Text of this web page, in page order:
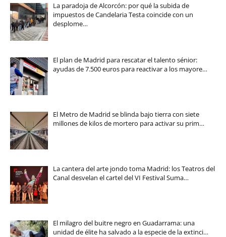
La paradoja de Alcorcón: por qué la subida de
impuestos de Candelaria Testa coincide con un
desplome…
El plan de Madrid para rescatar el talento sénior:
ayudas de 7.500 euros para reactivar a los mayore…
El Metro de Madrid se blinda bajo tierra con siete
millones de kilos de mortero para activar su prim…
La cantera del arte jondo toma Madrid: los Teatros del
Canal desvelan el cartel del VI Festival Suma…
El milagro del buitre negro en Guadarrama: una
unidad de élite ha salvado a la especie de la extinci…